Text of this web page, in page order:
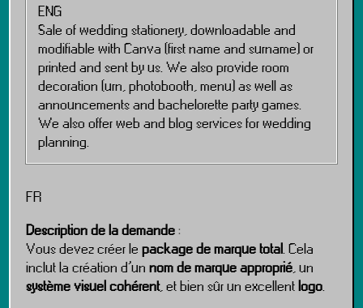
ENG
Sale of wedding stationery, downloadable and
modifiable with Canva (first name and surname) or
printed and sent by us. We also provide room
decoration (urn, photobooth, menu) as well as
announcements and bachelorette party games.
We also offer web and blog services for wedding
planning.
FR
Description de la demande:
Vous devez créer lepackage de marque total. Cela
inclut la création d’unnom de marque approprié, un
système visuel cohérent, et bien sûr un excellentlogo.